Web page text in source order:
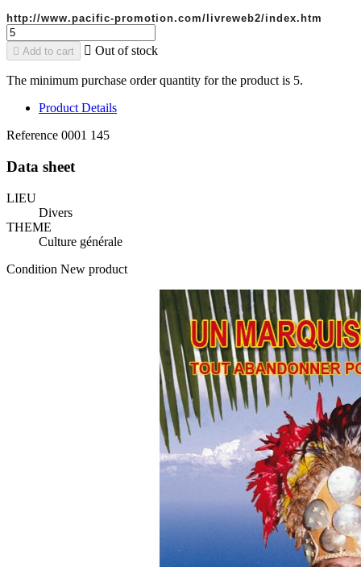
http://www.pacific-promotion.com/livreweb2/index.htm
 Add to cart  Out of stock
The minimum purchase order quantity for the product is 5.
Product Details
Reference 0001 145
Data sheet
LIEU
Divers
THEME
Culture générale
Condition New product